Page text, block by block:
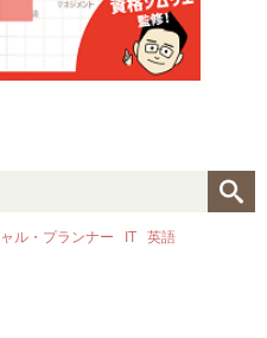
ル・プランナー IT 英語